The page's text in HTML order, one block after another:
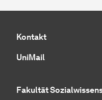
Kontakt
UniMail
Fakultät